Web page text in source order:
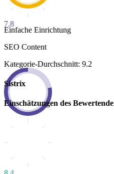
7.8
Einfache Einrichtung
SEO Content
Kategorie-Durchschnitt: 9.2
Sistrix
Einschätzungen des